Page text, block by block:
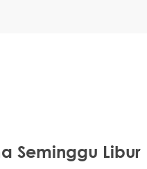
Seminggu Libur